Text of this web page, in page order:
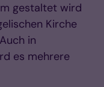
gestaltet wird
Kirche
in
es mehrere